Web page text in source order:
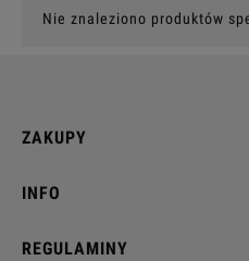
Nie znaleziono produktów
ZAKUPY
INFO
REGULAMINY